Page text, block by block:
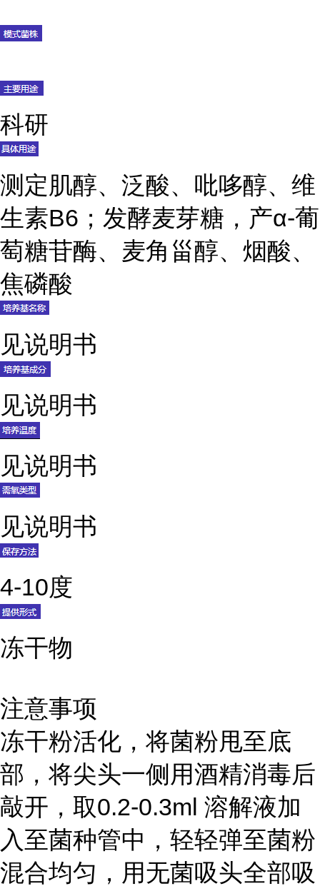
科研
测定肌醇、泛酸、吡哆醇、维
生素B6；发酵麦芽糖，产α-葡
萄糖苷酶、麦角甾醇、烟酸、
焦磷酸
见说明书
见说明书
见说明书
见说明书
4-10度
冻干物
注意事项
冻干粉活化，将菌粉甩至底
部，将尖头一侧用酒精消毒后
敲开，取0.2-0.3ml 溶解液加
入至菌种管中，轻轻弹至菌粉
混合均匀，用无菌吸头全部吸